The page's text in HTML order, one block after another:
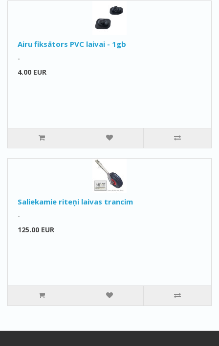
Airu fiksātors PVC laivai - 1gb
..
4.00 EUR
Saliekamie riteņi laivas trancim
..
125.00 EUR